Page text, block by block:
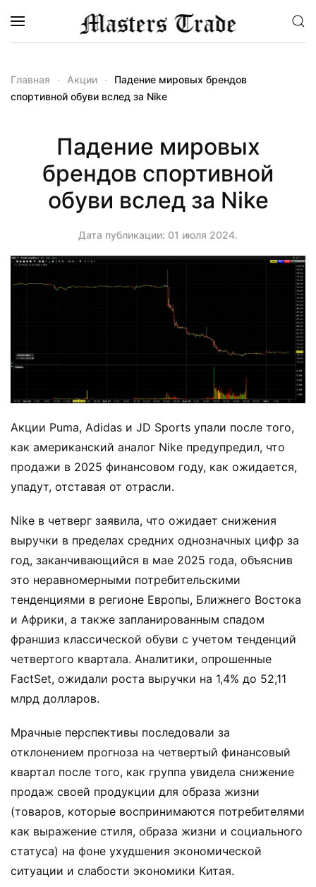
Перейти к содержимому
Главная Акции
Падение мировых брендов
спортивной обуви вслед за Nike
Падение мировых
брендов спортивной
обуви вслед за Nike
Дата публикации: 01 июля 2024.
Акции Puma, Adidas и JD Sports упали после того,
как американский аналог Nike предупредил, что
продажи в 2025 финансовом году, как ожидается,
упадут, отставая от отрасли.
Nike в четверг заявила, что ожидает снижения
выручки в пределах средних однозначных цифр за
год, заканчивающийся в мае 2025 года, объяснив
это неравномерными потребительскими
тенденциями в регионе Европы, Ближнего Востока
и Африки, а также запланированным спадом
франшиз классической обуви с учетом тенденций
четвертого квартала. Аналитики, опрошенные
FactSet, ожидали роста выручки на 1,4% до 52,11
млрд долларов.
Мрачные перспективы последовали за
отклонением прогноза на четвертый финансовый
квартал после того, как группа увидела снижение
продаж своей продукции для образа жизни
(товаров, которые воспринимаются потребителями
как выражение стиля, образа жизни и социального
статуса) на фоне ухудшения экономической
ситуации и слабости экономики Китая.